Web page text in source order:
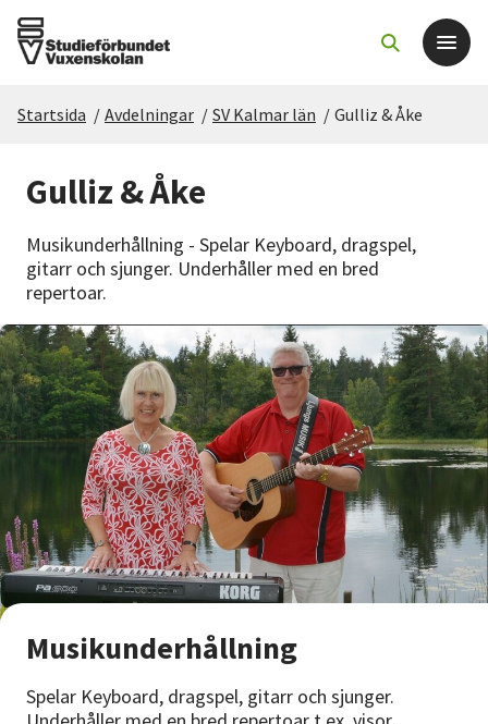
För dig som
Sök kurser och evenemang
Om SV
Starta studiecirkel
Cirkelledare
Nyheter
Avdelningar
Lyssna
Startsida / Avdelningar / SV Kalmar län / Gulliz & Åke
Gulliz & Åke
Musikunderhållning - Spelar Keyboard, dragspel,
gitarr och sjunger. Underhåller med en bred
repertoar.
Musikunderhållning
Spelar Keyboard, dragspel, gitarr och sjunger.